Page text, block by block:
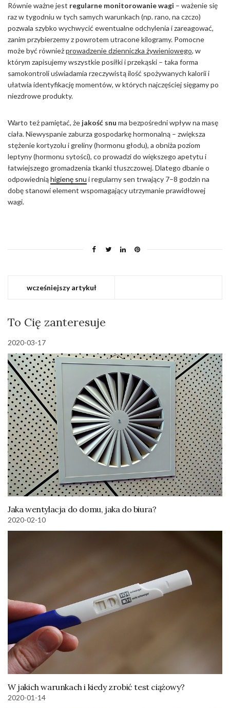
Równie ważne jest regularne monitorowanie wagi – ważenie się
raz w tygodniu w tych samych warunkach (np. rano, na czczo)
pozwala szybko wychwycić ewentualne odchylenia i zareagować,
zanim przybierzemy z powrotem utracone kilogramy. Pomocne
może być równieżprowadzenie dzienniczka żywieniowego, w
którym zapisujemy wszystkie posiłki i przekąski – taka forma
samokontroli uświadamia rzeczywistą ilość spożywanych kalorii i
ułatwia identyfikację momentów, w których najczęściej sięgamy po
niezdrowe produkty.
Warto też pamiętać, że jakość snu ma bezpośredni wpływ na masę
ciała. Niewyspanie zaburza gospodarkę hormonalną – zwiększa
stężenie kortyzolu i greliny (hormonu głodu), a obniża poziom
leptyny (hormonu sytości), co prowadzi do większego apetytu i
łatwiejszego gromadzenia tkanki tłuszczowej. Dlatego dbanie o
odpowiedniąhigienę snu i regularny sen trwający 7–8 godzin na
dobę stanowi element wspomagający utrzymanie prawidłowej
wagi.
wcześniejszy artykuł
To Cię zanteresuje
2020-03-17
Jaka wentylacja do domu, jaka do biura?
2020-02-10
W jakich warunkach i kiedy zrobić test ciążowy?
2020-01-14